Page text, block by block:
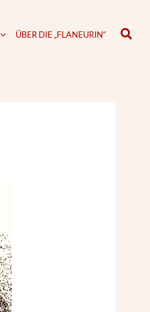
ÜBER DIE „FLANEURIN“